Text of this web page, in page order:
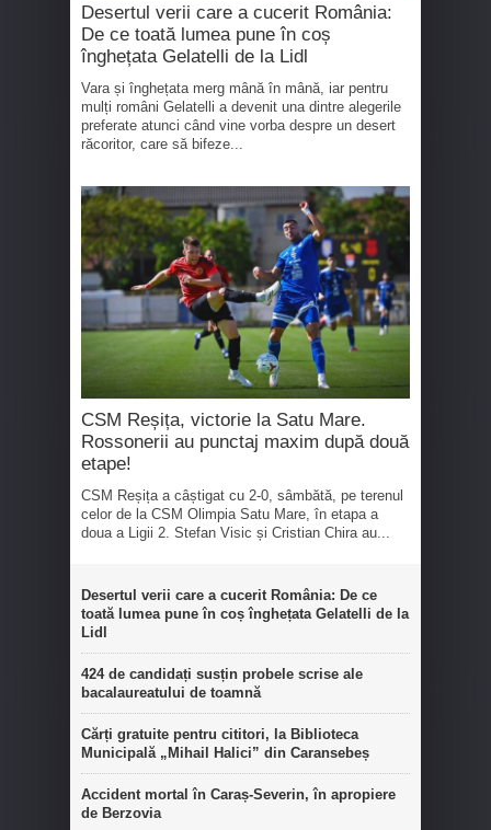
Desertul verii care a cucerit România:
De ce toată lumea pune în coș
înghețata Gelatelli de la Lidl
Vara și înghețata merg mână în mână, iar pentru
mulți români Gelatelli a devenit una dintre alegerile
preferate atunci când vine vorba despre un desert
răcoritor, care să bifeze...
CSM Reșița, victorie la Satu Mare.
Rossonerii au punctaj maxim după două
etape!
CSM Reșița a câștigat cu 2-0, sâmbătă, pe terenul
celor de la CSM Olimpia Satu Mare, în etapa a
doua a Ligii 2. Stefan Visic și Cristian Chira au...
Desertul verii care a cucerit România: De ce
toată lumea pune în coș înghețata Gelatelli de la
Lidl
424 de candidați susțin probele scrise ale
bacalaureatului de toamnă
Cărți gratuite pentru cititori, la Biblioteca
Municipală „Mihail Halici” din Caransebeș
Accident mortal în Caraș-Severin, în apropiere
de Berzovia